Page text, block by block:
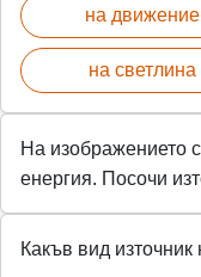
на движение
на светлина
На изображението
енергия. Посочи
Какъв вид